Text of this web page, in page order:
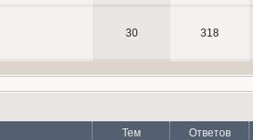
30 318
Тем Ответов